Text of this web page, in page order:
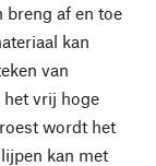
breng af en toe
kan
van
vrij hoge
wordt het
kan met